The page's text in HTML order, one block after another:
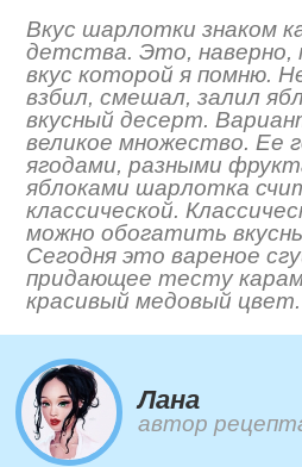
Вкус шарлотки знаком
детства. Это, наверно,
вкус которой я помню.
взбил, смешал, залил
вкусный десерт.
великое множество. Ее
ягодами, разными
яблоками шарлотка
классической.
можно обогатить
Сегодня это вареное
придающее тесту
красивый медовый цвет.
Лана
автор